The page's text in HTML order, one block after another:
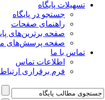
تسهیلات پایگاه
جستجو در پایگاه
راهنمای صفحات
صفحه برترین‌های
صفحه پرسش‌های
تماس با ما
اطلاعات تماس
فرم برقراری ارتباط